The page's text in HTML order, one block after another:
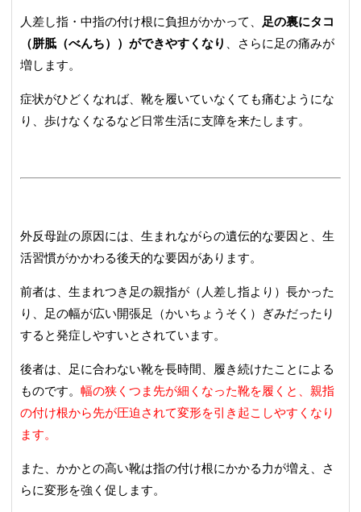
人差し指・中指の付け根に負担がかかって、 足の裏にタコ
（胼胝（べんち））ができやすくなり 、さらに足の痛みが
増します。
症状がひどくなれば、靴を履いていなくても痛むようにな
り、歩けなくなるなど日常生活に支障を来たします。
外反母趾の原因には、生まれながらの遺伝的な要因と、生
活習慣がかかわる後天的な要因があります。
前者は、生まれつき足の親指が（人差し指より）長かった
り、足の幅が広い開張足（かいちょうそく）ぎみだったり
すると発症しやすいとされています。
後者は、足に合わない靴を長時間、履き続けたことによる
ものです。 幅の狭くつま先が細くなった靴を履くと、親指
の付け根から先が圧迫されて変形を引き起こしやすくなり
ます。
また、かかとの高い靴は指の付け根にかかる力が増え、さ
らに変形を強く促します。